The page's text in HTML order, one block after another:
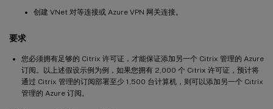
创建 VNet 对等连接或 Azure VPN 网关连接。
要求
您必须拥有足够的 Citrix 许可证，才能保证添加另一个 Citrix 管理的 Azure
订阅。以上述假设示例为例，如果您拥有 2,000 个 Citrix 许可证，预计将
通过 Citrix 管理的订阅部署至少 1,500 台计算机，则可以添加另一个 Citrix
管理的 Azure 订阅。